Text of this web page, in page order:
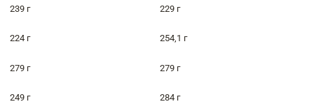
239 г 229 г
224 г 254,1 г
279 г 279 г
249 г 284 г